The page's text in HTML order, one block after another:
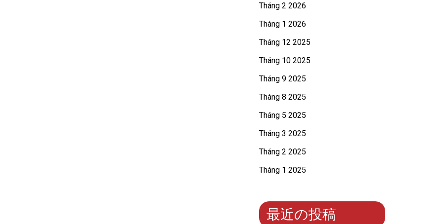
Tháng 2 2026
Tháng 1 2026
Tháng 12 2025
Tháng 10 2025
Tháng 9 2025
Tháng 8 2025
Tháng 5 2025
Tháng 3 2025
Tháng 2 2025
Tháng 1 2025
最近の投稿